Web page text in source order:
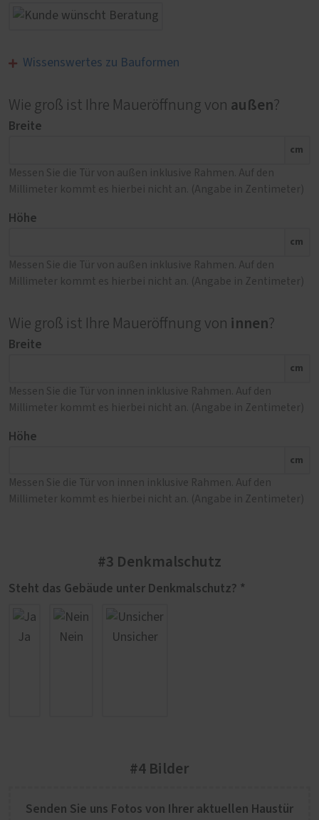
Wissenswertes zu Bauformen
Wie groß ist Ihre Maueröffnung von außen?
Breite
cm
Messen Sie die Tür von außen inklusive Rahmen. Auf den
Millimeter kommt es hierbei nicht an. (Angabe in Zentimeter)
Höhe
cm
Messen Sie die Tür von außen inklusive Rahmen. Auf den
Millimeter kommt es hierbei nicht an. (Angabe in Zentimeter)
Wie groß ist Ihre Maueröffnung von innen?
Breite
cm
Messen Sie die Tür von innen inklusive Rahmen. Auf den
Millimeter kommt es hierbei nicht an. (Angabe in Zentimeter)
Höhe
cm
Messen Sie die Tür von innen inklusive Rahmen. Auf den
Millimeter kommt es hierbei nicht an. (Angabe in Zentimeter)
#3 Denkmalschutz
Steht das Gebäude unter Denkmalschutz? *
Ja Nein Unsicher
#4 Bilder
Senden Sie uns Fotos von Ihrer aktuellen Haustür